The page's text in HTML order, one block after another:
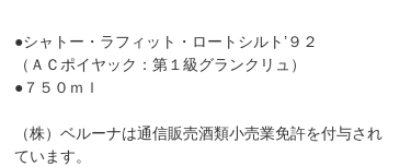
●シャトー・ラフィット・ロートシルト’９２
（ＡＣポイヤック：第１級グランクリュ）
●７５０ｍｌ
（株）ベルーナは通信販売酒類小売業免許を付与され
ています。